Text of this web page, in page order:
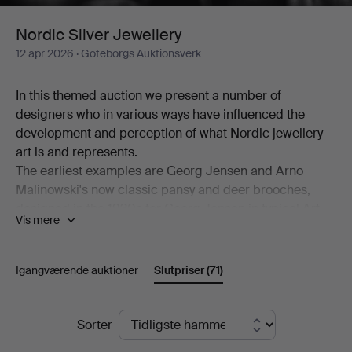
Nordic Silver Jewellery
12 apr 2026 · Göteborgs Auktionsverk
In this themed auction we present a number of
designers who in various ways have influenced the
development and perception of what Nordic jewellery
art is and represents.
The earliest examples are Georg Jensen and Arno
Malinowski's now classic pansy and deer brooches,
Nouveau and Art Deco style.
Bülow-Hübe in collaboration with Georg Jensen. Her
design was pioneering in its functional elegance and
contemporary and subsequent artists across the Nordic
Vis mere
Igangværende auktioner Slutpriser(71)
SlutpriserSorter